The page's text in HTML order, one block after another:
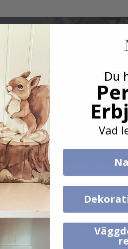
från våra glada
ditt med #namly_design
Andra köpte också
Du
Vad